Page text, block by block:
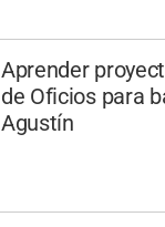
Aprender
de Oficios para
Agustín